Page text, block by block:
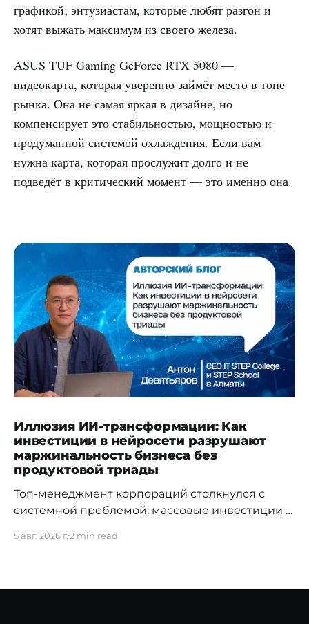
графикой; энтузиастам, которые любят разгон и
хотят выжать максимум из своего железа.
ASUS TUF Gaming GeForce RTX 5080 —
видеокарта, которая уверенно займёт место в топе
рынка. Она не самая яркая в дизайне, но
компенсирует это стабильностью, мощностью и
продуманной системой охлаждения. Если вам
нужна карта, которая прослужит долго и не
подведёт в критический момент — это именно она.
Иллюзия ИИ-трансформации: Как
инвестиции в нейросети разрушают
маржинальность бизнеса без
продуктовой триады
Топ-менеджмент корпораций столкнулся с
системной проблемой: массовые инвестиции в
«внедрение искусственного интеллекта» не
Impact on the Future of Workforce», стихийное
5 авг. 2026 г.2 min read